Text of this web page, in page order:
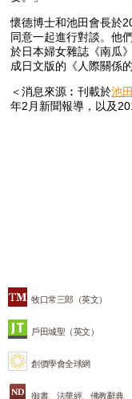
牧口常三郎（英文）
戶田城聖（英文）
創價學會全球網
御書、法華經、佛教辭典
懷德博士和池田會長於
同意一起進行對談。他
於日本婦女雜誌《南瓜
成日文版的《人際關係
＜消息來源︰刊載於池
年2月新聞報導，以及